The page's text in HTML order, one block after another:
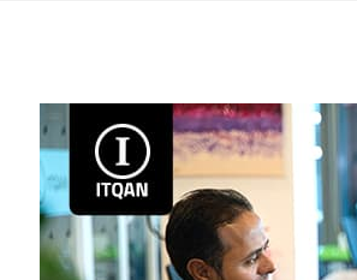
شركة
في
المنطقة
الحرة